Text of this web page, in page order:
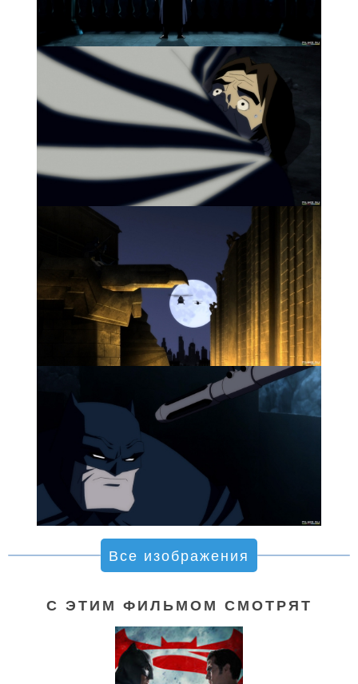
Все изображения
С ЭТИМ ФИЛЬМОМ СМОТРЯТ